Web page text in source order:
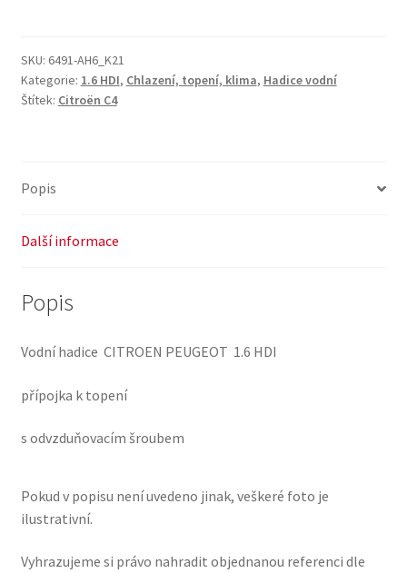
1.6
HDI
6466CL
SKU: 6491-AH6_K21
Kategorie: 1.6 HDI, Chlazení, topení, klima, Hadice vodní
Štítek: Citroën C4
Popis
Další informace
Popis
Vodní hadice CITROEN PEUGEOT 1.6 HDI
přípojka k topení
s odvzduňovacím šroubem
Pokud v popisu není uvedeno jinak, veškeré foto je
ilustrativní.
Vyhrazujeme si právo nahradit objednanou referenci dle